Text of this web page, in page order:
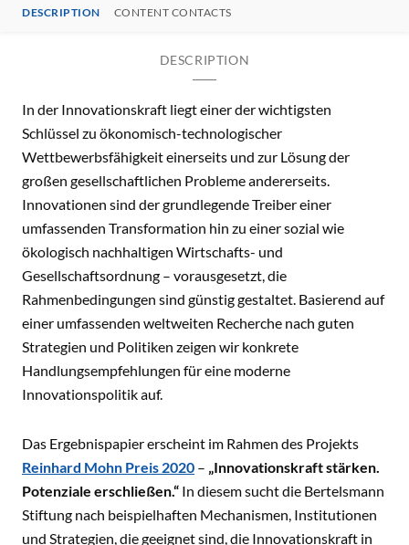
DESCRIPTION CONTENT CONTACTS
DESCRIPTION
In der Innovationskraft liegt einer der wichtigsten
Schlüssel zu ökonomisch-technologischer
Wettbewerbsfähigkeit einerseits und zur Lösung der
großen gesellschaftlichen Probleme andererseits.
Innovationen sind der grundlegende Treiber einer
umfassenden Transformation hin zu einer sozial wie
ökologisch nachhaltigen Wirtschafts- und
Gesellschaftsordnung – vorausgesetzt, die
Rahmenbedingungen sind günstig gestaltet. Basierend auf
einer umfassenden weltweiten Recherche nach guten
Strategien und Politiken zeigen wir konkrete
Handlungsempfehlungen für eine moderne
Innovationspolitik auf.
Das Ergebnispapier erscheint im Rahmen des Projekts
Reinhard Mohn Preis 2020 – „Innovationskraft stärken.
Potenziale erschließen.“ In diesem sucht die Bertelsmann
Stiftung nach beispielhaften Mechanismen, Institutionen
und Strategien, die geeignet sind, die Innovationskraft in